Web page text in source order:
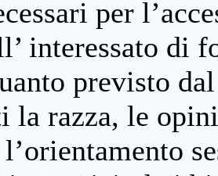
per
interessato di
previsto
la razza, le